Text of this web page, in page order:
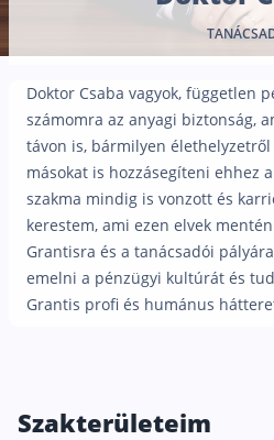
Nyugdíj
Egyszerű
Nyugdíjbiztosítás
Melyik a
Önkéntes
KATA Nyugdíj:
Doktor Csaba vagyok, független
számomra az anyagi biztonság,
távon is, bármilyen élethelyzetről
másokat is hozzásegíteni ehhez
szakma mindig is vonzott és
kerestem, ami ezen elvek
Grantisra és a tanácsadói
emelni a pénzügyi kultúrát és
Grantis profi és humánus
Szakterületeim